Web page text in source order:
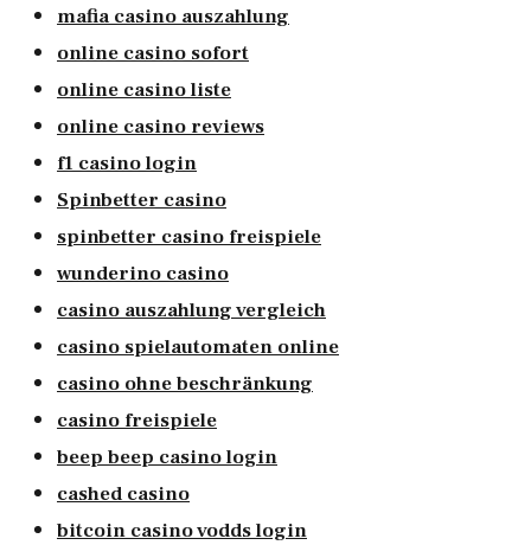
mafia casino auszahlung
online casino sofort
online casino liste
online casino reviews
f1 casino login
Spinbetter casino
spinbetter casino freispiele
wunderino casino
casino auszahlung vergleich
casino spielautomaten online
casino ohne beschränkung
casino freispiele
beep beep casino login
cashed casino
bitcoin casino vodds login